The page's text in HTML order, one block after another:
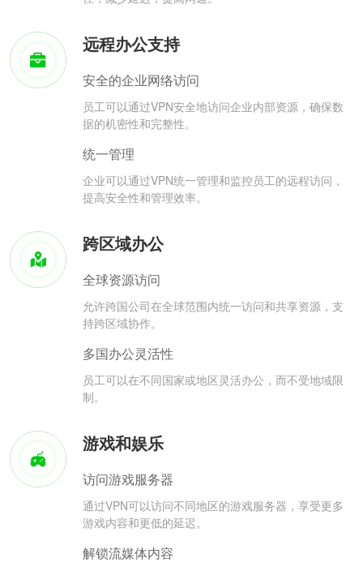
远程办公支持
安全的企业网络访问
员工可以通过VPN安全地访问企业内部资源，确保数
据的机密性和完整性。
统一管理
企业可以通过VPN统一管理和监控员工的远程访问，
提高安全性和管理效率。
跨区域办公
全球资源访问
允许跨国公司在全球范围内统一访问和共享资源，支
持跨区域协作。
多国办公灵活性
员工可以在不同国家或地区灵活办公，而不受地域限
制。
游戏和娱乐
访问游戏服务器
通过VPN可以访问不同地区的游戏服务器，享受更多
游戏内容和更低的延迟。
解锁流媒体内容